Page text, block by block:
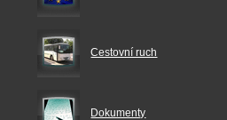
Cestovní ruch
Dokumenty